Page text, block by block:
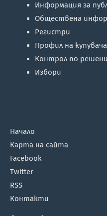
Информация за
Обществена
Регистри
Профил на купувача
Контрол по
Избори
Начало
Карта на сайта
Facebook
Twitter
RSS
Контакти